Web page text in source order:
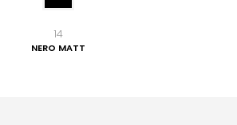
14
NERO MATT